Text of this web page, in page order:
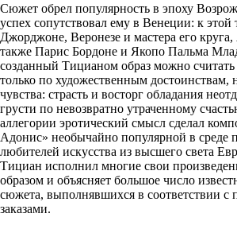
Сюжет обрел популярность в эпоху
успех сопутствовал ему в Венеции: к этой
Джорджоне, Веронезе и мастера его
также Парис Бордоне и Якопо Пальма
созданный Тицианом образ можно
только по художественным достоинствам,
чувства: страсть и восторг обладания
грусти по невозвратно утраченному
аллегории эротический смысл сделал
Адонис» необычайно популярной в среде
любителей искусства из высшего света
Тициан исполнил многие свои
образом и объясняет большое число
сюжета, выполнявшихся в соответствии с
заказами.